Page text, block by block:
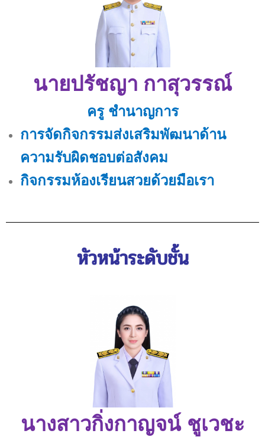
นายปรัชญา กาสุวรรณ์
ครู ชำนาญการ
การจัดกิจกรรมส่งเสริมพัฒนาด้าน
ความรับผิดชอบต่อสังคม
กิจกรรมห้องเรียนสวยด้วยมือเรา
หัวหน้าระดับชั้น
นางสาวกิ่งกาญจน์ ชูเวชะ